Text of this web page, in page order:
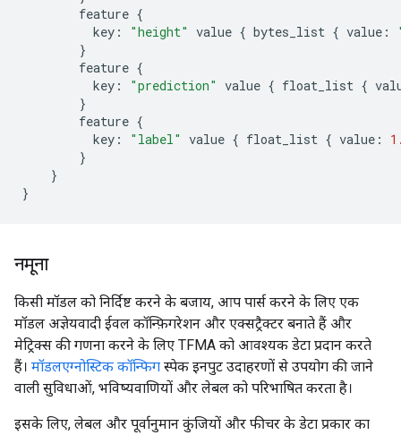
feature {
key : "height" value { bytes_list { value :
}
feature {
key : "prediction" value { float_list {
}
feature {
key : "label" value { float_list { value :
}
}
}
नमूना
किसी मॉडल को निर्दिष्ट करने के बजाय, आप पार्स करने के लिए एक
मॉडल अज्ञेयवादी ईवल कॉन्फ़िगरेशन और एक्सट्रैक्टर बनाते हैं और
मेट्रिक्स की गणना करने के लिए TFMA को आवश्यक डेटा प्रदान करते
हैं। मॉडलएग्नोस्टिक कॉन्फिग स्पेक इनपुट उदाहरणों से उपयोग की जाने
वाली सुविधाओं, भविष्यवाणियों और लेबल को परिभाषित करता है।
इसके लिए, लेबल और पूर्वानुमान कुंजियों और फीचर के डेटा प्रकार का